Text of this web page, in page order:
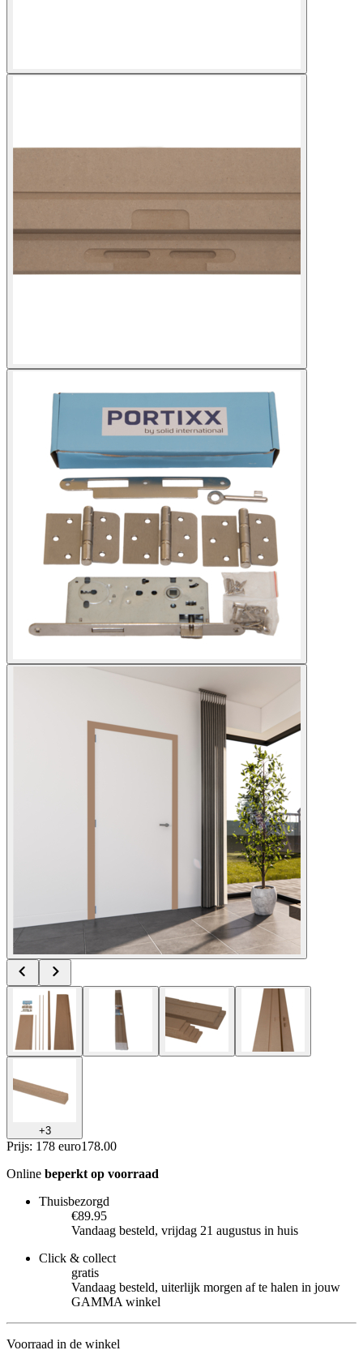
+3
Prijs: 178 euro178.00
Online beperkt op voorraad
Thuisbezorgd
€89.95
Vandaag besteld, vrijdag 21 augustus in huis
Click & collect
gratis
Vandaag besteld, uiterlijk morgen af te halen in jouw
GAMMA winkel
Voorraad in de winkel